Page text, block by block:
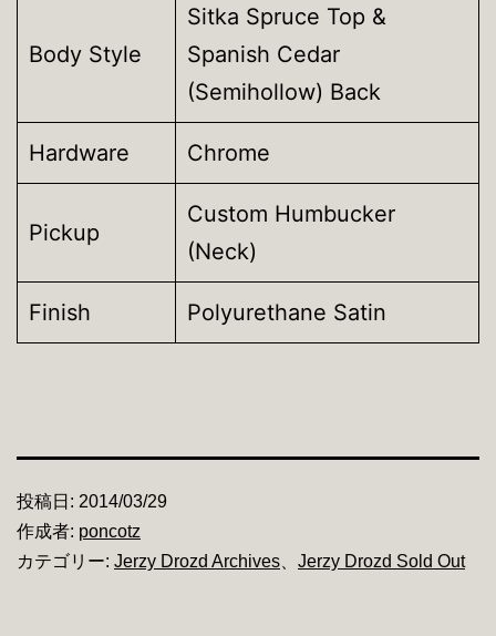
Body Style
Sitka Spruce Top &
Spanish Cedar
(Semihollow) Back
Hardware Chrome
Pickup
Custom Humbucker
(Neck)
Finish Polyurethane Satin
投稿日: 2014/03/29
作成者: poncotz
カテゴリー: Jerzy Drozd Archives Jerzy Drozd Sold Out